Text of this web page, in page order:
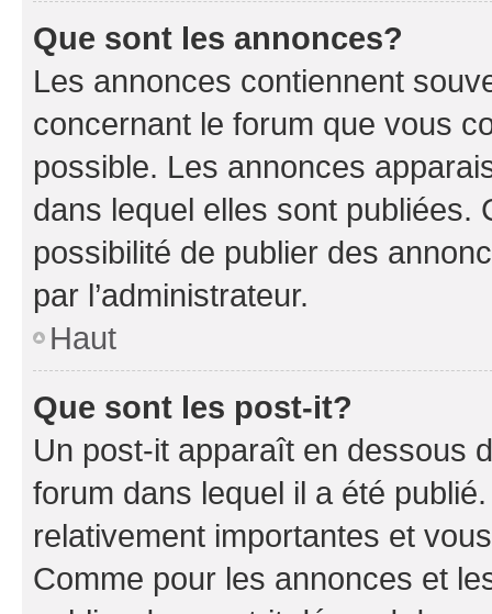
Que sont les annonces?
Les annonces contiennent
concernant le forum que vous
possible. Les annonces
dans lequel elles sont publiées.
possibilité de publier des
par l’administrateur.
Haut
Que sont les post-it?
Un post-it apparaît en dessous
forum dans lequel il a été
relativement importantes et
Comme pour les annonces et